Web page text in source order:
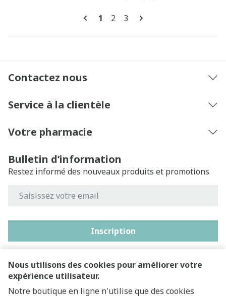
Nous utilisons des cookies pour améliorer votre
expérience utilisateur.
Notre boutique en ligne n'utilise que des cookies
Pages
Vous lisez actuellement la
1 Page
2 Page
3
Contactez nous
Service à la clientèle
Votre pharmacie
Bulletin d’information
Restez informé des nouveaux produits et promotions
Inscription
En cliquant sur s'abonner, vous vous abonnez à notre
newsletter et acceptez notrepolitique de confidentialité.